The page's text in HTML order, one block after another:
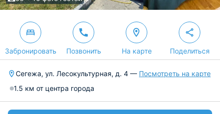
Забронировать Позвонить На карте Поделиться
Сегежа, ул. Лесокультурная, д. 4 — Посмотреть на карте
1.5 км от центра города